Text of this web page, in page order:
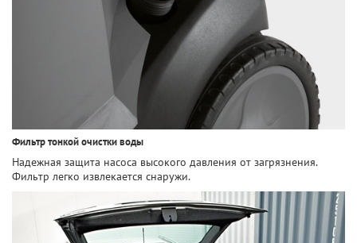
Фильтр тонкой очистки воды
Надежная защита насоса высокого давления от загрязнения.
Фильтр легко извлекается снаружи.